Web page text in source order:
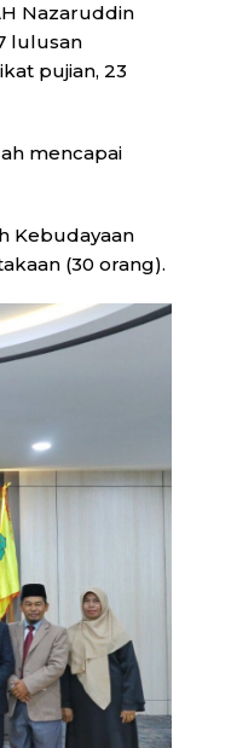
Nazaruddin
lulusan
pujian, 23
mencapai
Kebudayaan
(30 orang).